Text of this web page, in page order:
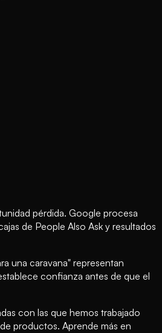
pérdida. Google procesa
de People Also Ask y resultados
una caravana" representan
confianza antes de que el
con las que hemos trabajado
productos. Aprende más en